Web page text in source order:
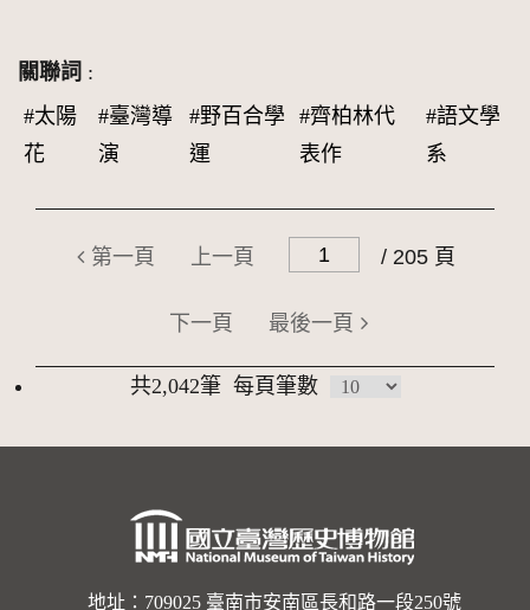
關聯詞 :
#太陽
花
#臺灣導
演
#野百合學
運
#齊柏林代
表作
#語文學
系
第一頁 上一頁 / 205 頁
下一頁 最後一頁
共2,042筆 每頁筆數
地址：709025 臺南市安南區長和路一段250號